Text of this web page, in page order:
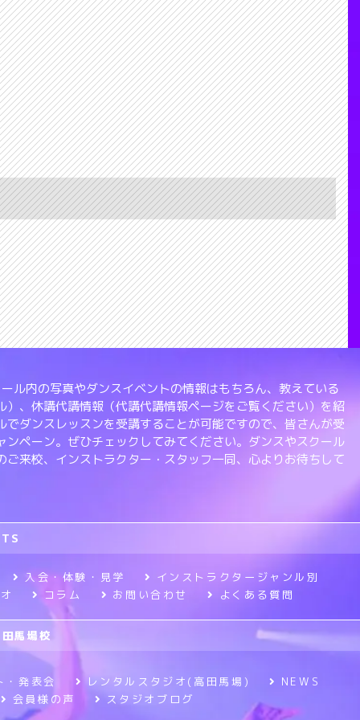
ル内の写真やダンスイベントの情報はもちろん、教えている
、休講代講情報（代講代講情報ページをご覧ください）を紹
ダンスレッスンを受講することが可能ですので、皆さんが受
ペーン。ぜひチェックしてみてください。ダンスやスクール
来校、インストラクター・スタッフ一同、心よりお待ちして
入会・体験・見学
インストラクタージャンル別
コラム お問い合わせ よくある質問
馬場校
・発表会 レンタルスタジオ(高田馬場)
NEWS
会員様の声
スタジオブログ